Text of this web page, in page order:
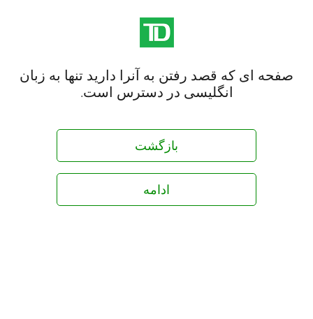
صفحه ای که قصد رفتن به آنرا دارید تنها به زبان
انگلیسی در دسترس است.
بازگشت
ادامه